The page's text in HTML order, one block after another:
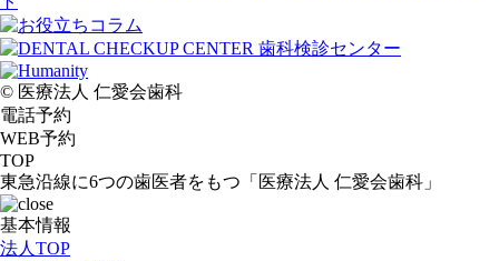
© 医療法人 仁愛会歯科
電話予約
WEB予約
TOP
東急沿線に6つの歯医者をもつ「医療法人 仁愛会歯科」
基本情報
法人TOP